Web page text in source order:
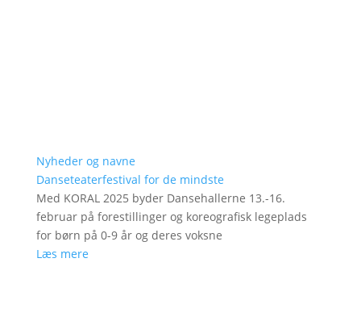
Nyheder og navne
Danseteaterfestival for de mindste
Med KORAL 2025 byder Dansehallerne 13.-16.
februar på forestillinger og koreografisk legeplads
for børn på 0-9 år og deres voksne
Læs mere